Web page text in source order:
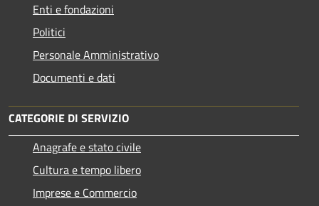
Enti e fondazioni
Politici
Personale Amministrativo
Documenti e dati
CATEGORIE DI SERVIZIO
Anagrafe e stato civile
Cultura e tempo libero
Imprese e Commercio